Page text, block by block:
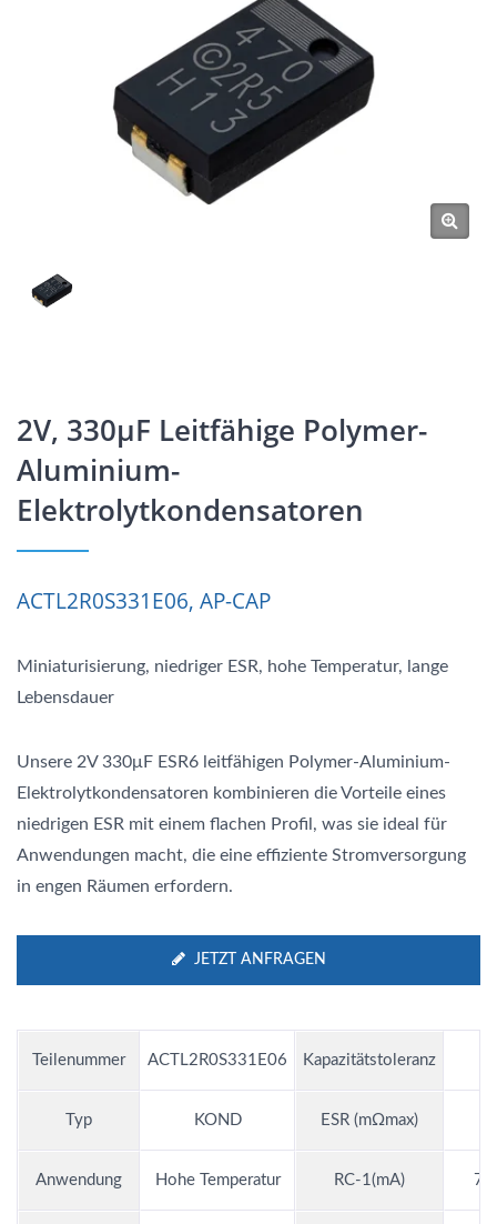
2V, 330μF Leitfähige Polymer-
Aluminium-
Elektrolytkondensatoren
ACTL2R0S331E06, AP-CAP
Miniaturisierung, niedriger ESR, hohe Temperatur, lange
Lebensdauer
Unsere 2V 330μF ESR6 leitfähigen Polymer-Aluminium-
Elektrolytkondensatoren kombinieren die Vorteile eines
niedrigen ESR mit einem flachen Profil, was sie ideal für
Anwendungen macht, die eine effiziente Stromversorgung
in engen Räumen erfordern.
JETZT ANFRAGEN
Teilenummer ACTL2R0S331E06 Kapazitätstoleranz
Typ KOND ESR (mΩmax)
Anwendung Hohe Temperatur RC-1(mA)